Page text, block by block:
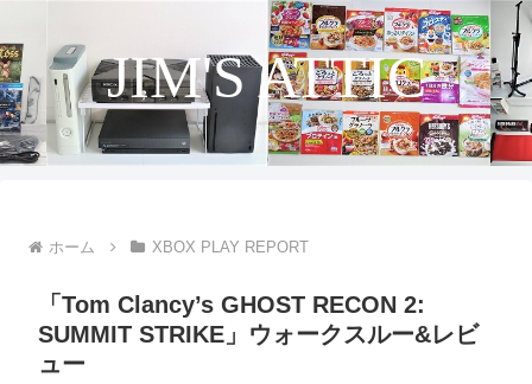
JIM'S ATTIC
ホーム XBOX PLAY REPORT
「Tom Clancy’s GHOST RECON 2:
SUMMIT STRIKE」ウォークスルー&レビ
ュー